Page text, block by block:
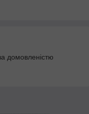
домовленістю